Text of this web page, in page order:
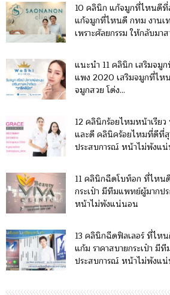
10 คลินิก แก้จมูกที่ไหนดีที่
แก้จมูกที่ไหนดี กทม งานเ
เพราะศัลยกรรม ให้กลับมา
แนะนำ 11 คลินิก เสริมจมู
แพง 2020 เสริมจมูกที่ไห
จมูกสวย โด่ง...
12 คลินิกร้อยไหมหน้าเรีย
และดี คลินิคร้อยไหมที่ดีที่
ประสบการณ์ หน้าไม่พังแ
11 คลินิกฉีดโบท็อก ที่ไหน
กระเป๋า มีทีมแพทย์ผู้มากป
หน้าไม่พังแน่นอน
13 คลินิกฉีดฟิลเลอร์ ที่ไห
แก้ม ราคาสบายกระเป๋า มี
ประสบการณ์ หน้าไม่พังแ